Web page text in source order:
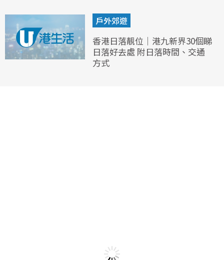
戶外郊遊
香港日落靚位｜港九新界30個睇
日落好去處 附日落時間、交通
方式